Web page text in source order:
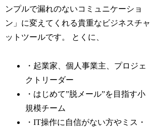
ンプルで漏れのないコミュニケーショ
ン」に変えてくれる貴重なビジネスチャ
ットツールです。 とくに、
・起業家、個人事業主、プロジェ
クトリーダー
・はじめて”脱メール”を目指す小
規模チーム
・IT操作に自信がない方やミス・